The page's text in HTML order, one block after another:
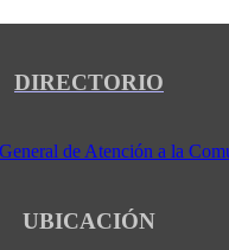
DIRECTORIO
UBICACIÓN